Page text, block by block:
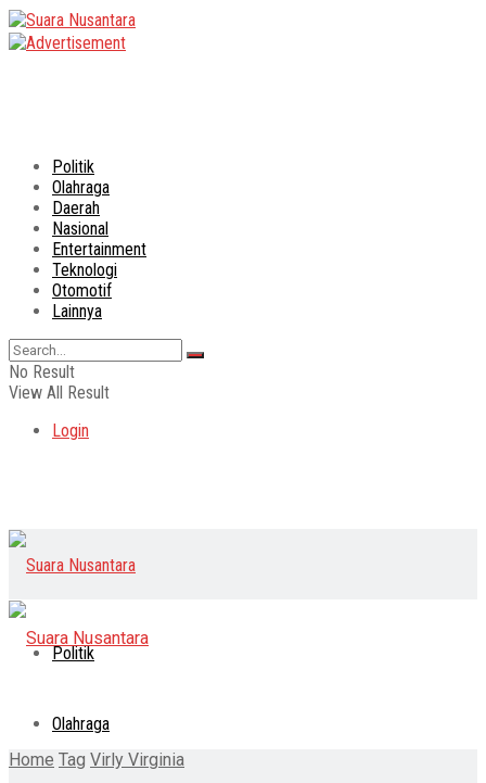
Politik
Olahraga
Daerah
Nasional
Entertainment
Teknologi
Otomotif
Lainnya
No Result
View All Result
Login
Politik
Olahraga
Home Tag Virly Virginia